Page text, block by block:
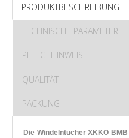
PRODUKTBESCHREIBUNG
TECHNISCHE PARAMETER
PFLEGEHINWEISE
QUALITÄT
PACKUNG
Die Windelntücher XKKO